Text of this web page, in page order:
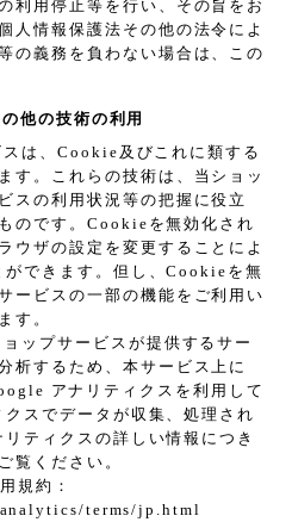
利用停止等を行い、その旨をお
人情報保護法その他の法令によ
の義務を負わない場合は、この
他の技術の利用
スは、Cookie及びこれに類する
す。これらの技術は、当ショッ
スの利用状況等の把握に役立
のです。Cookieを無効化され
ウザの設定を変更することによ
できます。但し、Cookieを無
ービスの一部の機能をご利用い
す。
ップサービスが提供するサー
析するため、本サービス上に
アナリティクスを利用して
スでデータが収集、処理され
ティクスの詳しい情報につき
覧ください。
規約：
terms/jp.html